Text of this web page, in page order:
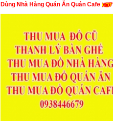
Dùng Nhà Hàng Quán Ăn Quán Cafe